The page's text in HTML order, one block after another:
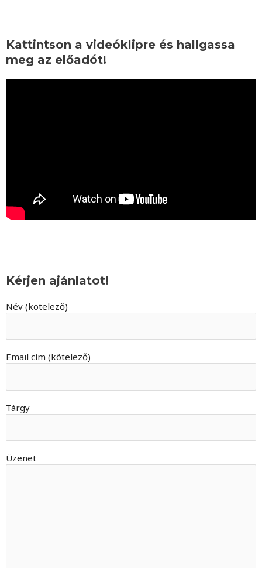
Kattintson a videóklipre és hallgassa
meg az előadót!
Kérjen ajánlatot!
Név (kötelező)
Email cím (kötelező)
Tárgy
Üzenet